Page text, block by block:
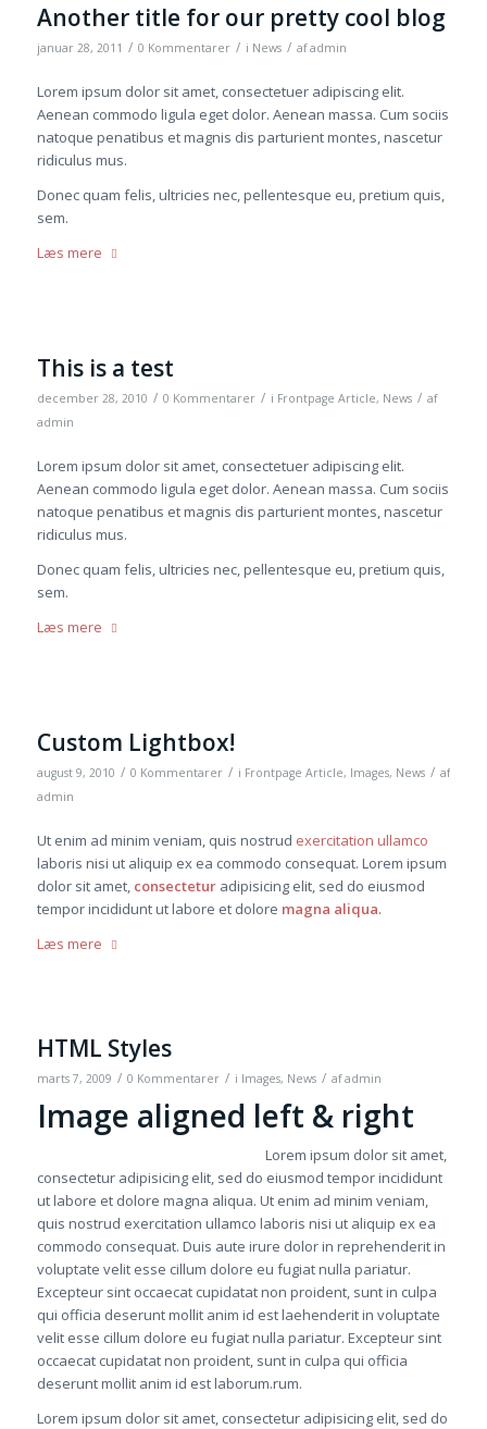
Another title for our pretty cool blog
januar 28, 2011 / 0 Kommentarer / i News / afadmin
Lorem ipsum dolor sit amet, consectetuer adipiscing elit.
Aenean commodo ligula eget dolor. Aenean massa. Cum sociis
natoque penatibus et magnis dis parturient montes, nascetur
ridiculus mus.
Donec quam felis, ultricies nec, pellentesque eu, pretium quis,
sem.
Læs mere
This is a test
december 28, 2010 / 0 Kommentarer / i Frontpage Article, News / af
admin
Lorem ipsum dolor sit amet, consectetuer adipiscing elit.
Aenean commodo ligula eget dolor. Aenean massa. Cum sociis
natoque penatibus et magnis dis parturient montes, nascetur
ridiculus mus.
Donec quam felis, ultricies nec, pellentesque eu, pretium quis,
sem.
Læs mere
Custom Lightbox!
august 9, 2010 / 0 Kommentarer / i Frontpage Article, Images, News / af
admin
Ut enim ad minim veniam, quis nostrud exercitation ullamco
laboris nisi ut aliquip ex ea commodo consequat. Lorem ipsum
dolor sit amet, consecteturadipisicing elit, sed do eiusmod
tempor incididunt ut labore et dolore magna aliqua.
Læs mere
HTML Styles
marts 7, 2009 / 0 Kommentarer / i Images, News / afadmin
Image aligned left & right
Lorem ipsum dolor sit amet,
consectetur adipisicing elit, sed do eiusmod tempor incididunt
ut labore et dolore magna aliqua. Ut enim ad minim veniam,
quis nostrud exercitation ullamco laboris nisi ut aliquip ex ea
commodo consequat. Duis aute irure dolor in reprehenderit in
voluptate velit esse cillum dolore eu fugiat nulla pariatur.
Excepteur sint occaecat cupidatat non proident, sunt in culpa
qui officia deserunt mollit anim id est laehenderit in voluptate
velit esse cillum dolore eu fugiat nulla pariatur. Excepteur sint
occaecat cupidatat non proident, sunt in culpa qui officia
deserunt mollit anim id est laborum.rum.
Lorem ipsum dolor sit amet, consectetur adipisicing elit, sed do